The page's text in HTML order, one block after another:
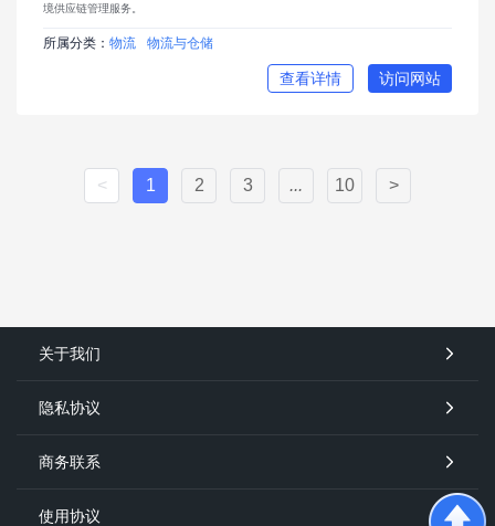
境供应链管理服务。
所属分类： 物流 物流与仓储
查看详情 访问网站
< 1 2 3 ... 10 >
关于我们
隐私协议
商务联系
使用协议